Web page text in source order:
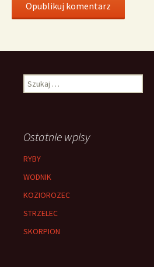
Szukaj:
Ostatnie wpisy
RYBY
WODNIK
KOZIOROZEC
STRZELEC
SKORPION